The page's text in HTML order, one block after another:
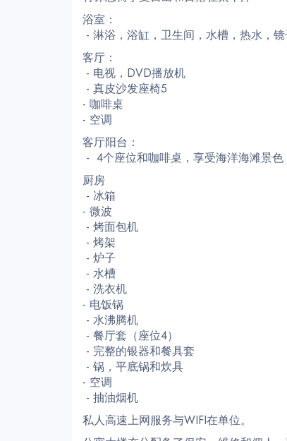
浴室：
- 淋浴，浴缸，卫生间，水槽，热水，
客厅：
- 电视，DVD播放机
- 真皮沙发座椅5
- 咖啡桌
- 空调
客厅阳台：
- 4个座位和咖啡桌，享受海洋海滩景
厨房
- 冰箱
- 微波
- 烤面包机
- 烤架
- 炉子
- 水槽
- 洗衣机
- 电饭锅
- 水沸腾机
- 餐厅套（座位4）
- 完整的银器和餐具套
- 锅，平底锅和炊具
- 空调
- 抽油烟机
私人高速上网服务与WIFI在单位。